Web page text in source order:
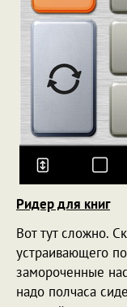
Ридер для книг
Вот тут сложно.
устраивающего
замороченные
надо полчаса